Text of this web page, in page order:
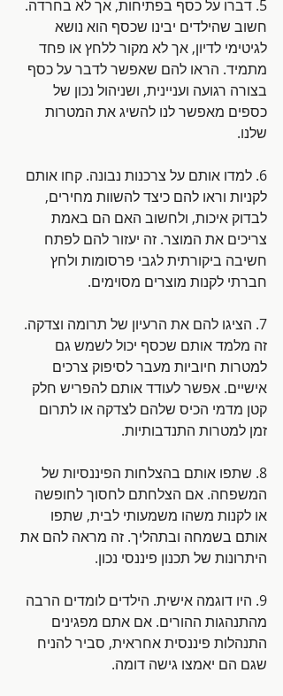
5. דברו על כסף בפתיחות, אך לא בחרדה.
חשוב שהילדים יבינו שכסף הוא נושא
לגיטימי לדיון, אך לא מקור ללחץ או פחד
מתמיד. הראו להם שאפשר לדבר על כסף
בצורה רגועה ועניינית, ושניהול נכון של
כספים מאפשר לנו להשיג את המטרות
שלנו.
6. למדו אותם על צרכנות נבונה. קחו אותם
לקניות וראו להם כיצד להשוות מחירים,
לבדוק איכות, ולחשוב האם הם באמת
צריכים את המוצר. זה יעזור להם לפתח
חשיבה ביקורתית לגבי פרסומות ולחץ
חברתי לקנות מוצרים מסוימים.
7. הציגו להם את הרעיון של תרומה וצדקה.
זה מלמד אותם שכסף יכול לשמש גם
למטרות חיוביות מעבר לסיפוק צרכים
אישיים. אפשר לעודד אותם להפריש חלק
קטן מדמי הכיס שלהם לצדקה או לתרום
זמן למטרות התנדבותיות.
8. שתפו אותם בהצלחות הפיננסיות של
המשפחה. אם הצלחתם לחסוך לחופשה
או לקנות משהו משמעותי לבית, שתפו
אותם בשמחה ובתהליך. זה מראה להם את
היתרונות של תכנון פיננסי נכון.
9. היו דוגמה אישית. הילדים לומדים הרבה
מהתנהגות ההורים. אם אתם מפגינים
התנהלות פיננסית אחראית, סביר להניח
שגם הם יאמצו גישה דומה.